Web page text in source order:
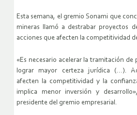
Esta semana, el gremio Sonami que
mineras llamó a destrabar proyectos
acciones que afecten la competitividad
«Es necesario acelerar la tramitación de
lograr mayor certeza jurídica (…).
afecten la competitividad y la
implica menor inversión y
presidente del gremio empresarial.